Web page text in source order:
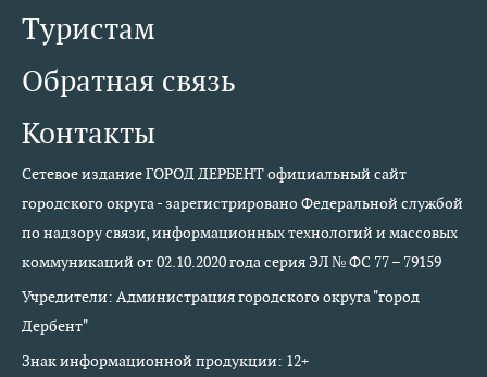
Туристам
Обратная связь
Контакты
Сетевое издание ГОРОД ДЕРБЕНТ официальный сайт
городского округа - зарегистрировано Федеральной службой
по надзору связи, информационных технологий и массовых
коммуникаций от 02.10.2020 года серия ЭЛ № ФС 77 – 79159
Учредители: Администрация городского округа "город
Дербент"
Знак информационной продукции: 12+